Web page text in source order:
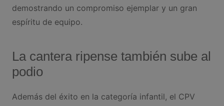
demostrando un compromiso ejemplar y un gran
espíritu de equipo.
La cantera ripense también sube al
podio
Además del éxito en la categoría infantil, el CPV